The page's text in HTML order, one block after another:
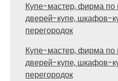
Купе-мастер, фирма по
дверей-купе, шкафов-
перегородок
Купе-мастер, фирма по
дверей-купе, шкафов-
перегородок